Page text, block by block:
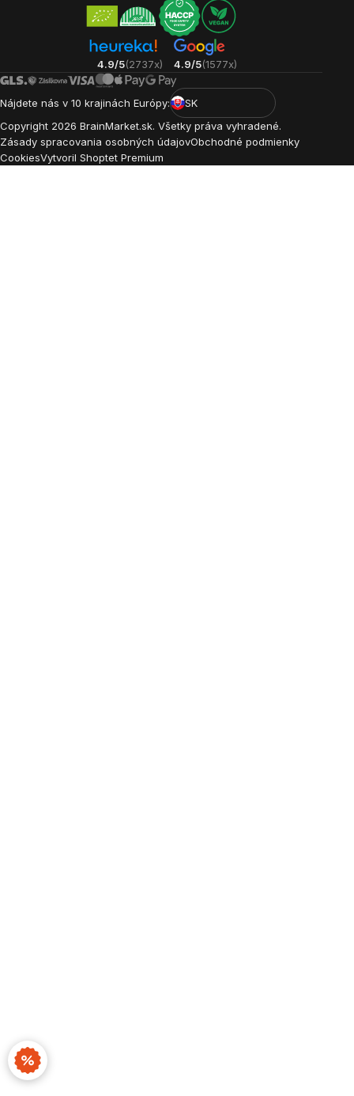
4.9/5(2737x) 4.9/5(1577x)
Nájdete nás v 10 krajinách Európy:
SK
Copyright 2026 BrainMarket.sk. Všetky práva vyhradené.
Zásady spracovania osobných údajovObchodné podmienky
CookiesVytvoril Shoptet Premium